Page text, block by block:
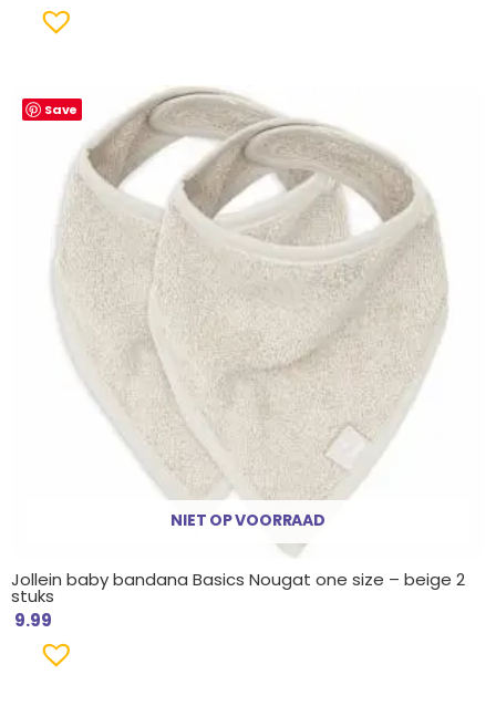
Save
NIET OP VOORRAAD
Jollein baby bandana Basics Nougat one size – beige 2
stuks
9.99